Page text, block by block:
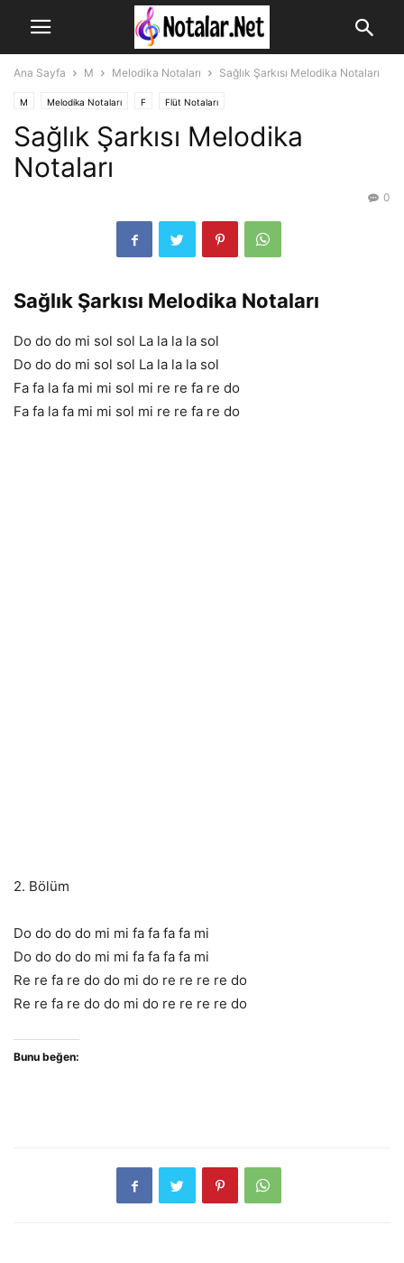
Ana Sayfa M Melodika Notaları Sağlık Şarkısı Melodika Notaları
M Melodika Notaları F Flüt Notaları
Sağlık Şarkısı Melodika
Notaları
0
Sağlık Şarkısı Melodika Notaları
Do do do mi sol sol La la la la sol
Do do do mi sol sol La la la la sol
Fa fa la fa mi mi sol mi re re fa re do
Fa fa la fa mi mi sol mi re re fa re do
2. Bölüm
Do do do do mi mi fa fa fa fa mi
Do do do do mi mi fa fa fa fa mi
Re re fa re do do mi do re re re re do
Re re fa re do do mi do re re re re do
Bunu beğen: